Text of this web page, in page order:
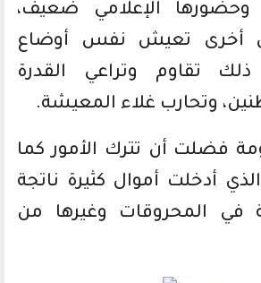
وحضورها الإعلامي ضعيف،
أخرى تعيش نفس أوضاع
تقاوم وتراعي القدرة
وتحارب غلاء المعيشة.
فضلت أن تترك الأمور كما
أدخلت أموال كثيرة ناتجة
في المحروقات وغيرها من